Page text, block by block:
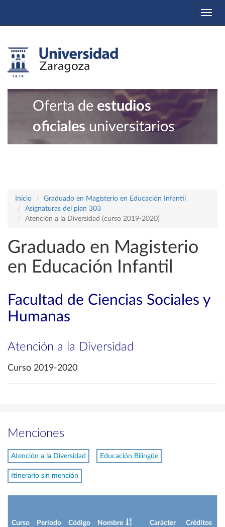
Oferta de estudios
oficiales universitarios
Inicio
Graduado en Magisterio en Educación Infantil
Asignaturas del plan 303
Atención a la Diversidad (curso 2019-2020)
Graduado en Magisterio
en Educación Infantil
Facultad de Ciencias Sociales y
Humanas
Atención a la Diversidad
Curso 2019-2020
Menciones
Atención a la Diversidad Educación Bilingüe
Itinerario sin mención
Curso Periodo Código Nombre Carácter Créditos